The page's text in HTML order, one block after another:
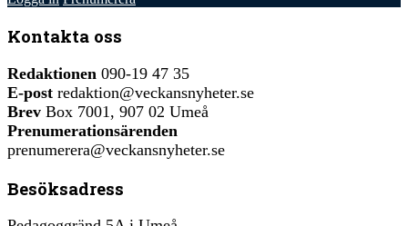
Kontakta oss
Redaktionen 090-19 47 35
E-post redaktion@veckansnyheter.se
Brev Box 7001, 907 02 Umeå
Prenumerationsärenden
prenumerera@veckansnyheter.se
Besöksadress